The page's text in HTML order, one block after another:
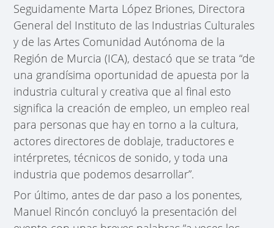
Seguidamente Marta López Briones, Directora
General del Instituto de las Industrias Culturales
y de las Artes Comunidad Autónoma de la
Región de Murcia (ICA), destacó que se trata “de
una grandísima oportunidad de apuesta por la
industria cultural y creativa que al final esto
significa la creación de empleo, un empleo real
para personas que hay en torno a la cultura,
actores directores de doblaje, traductores e
intérpretes, técnicos de sonido, y toda una
industria que podemos desarrollar”.
Por último, antes de dar paso a los ponentes,
Manuel Rincón concluyó la presentación del